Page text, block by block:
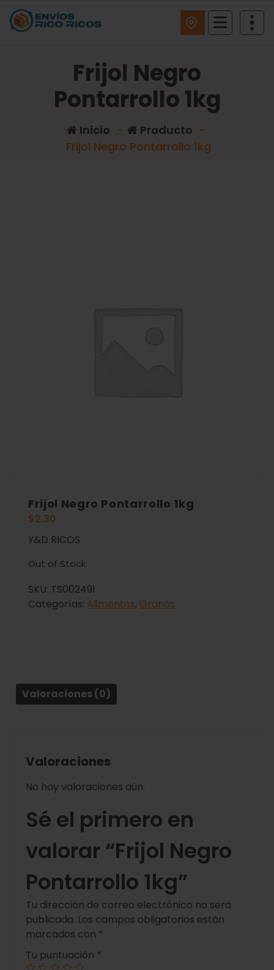
Frijol Negro
Pontarrollo 1kg
Inicio - Producto -
Frijol Negro Pontarrollo 1kg
Frijol Negro Pontarrollo 1kg
$2.30
Y&D RICOS
Out of Stock.
SKU: TS002491
Categorías: Alimentos, Granos
Valoraciones (0)
Valoraciones
No hay valoraciones aún.
Sé el primero en
valorar “Frijol Negro
Pontarrollo 1kg”
Tu dirección de correo electrónico no será
publicada. Los campos obligatorios están
marcados con *
Tu puntuación *